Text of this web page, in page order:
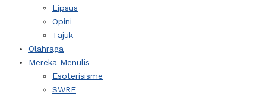
Lipsus
Opini
Tajuk
Olahraga
Mereka Menulis
Esoterisisme
SWRF